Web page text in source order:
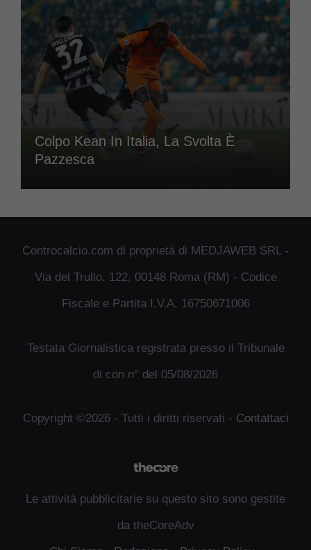
Colpo Kean In Italia, La Svolta È
Pazzesca
Controcalcio.com di proprietà di MEDJAWEB SRL -
Via del Trullo, 122, 00148 Roma (RM) - Codice
Fiscale e Partita I.V.A. 16750671006
Testata Giornalistica registrata presso il Tribunale
di con n° del 05/08/2026
Copyright ©2026 - Tutti i diritti riservati - Contattaci
Le attività pubblicitarie su questo sito sono gestite
da theCoreAdv